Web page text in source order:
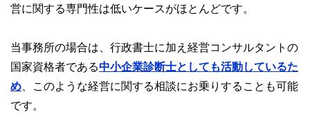
営に関する専門性は低いケースがほとんどです。
当事務所の場合は、行政書士に加え経営コンサルタントの
国家資格者である中小企業診断士としても活動しているた
め 、このような経営に関する相談にお乗りすることも可能
です。